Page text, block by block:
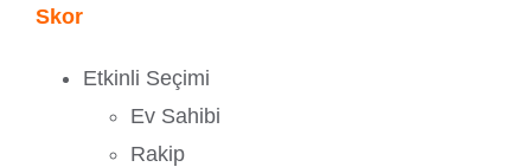
Skor
Etkinli Seçimi
Ev Sahibi
Rakip